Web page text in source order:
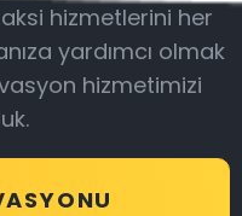
hizmetlerini her
yardımcı olmak
hizmetimizi